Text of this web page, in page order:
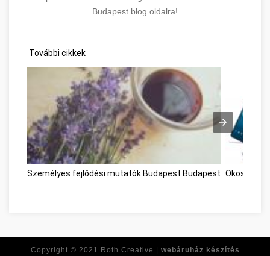
Budapest blog oldalra!
További cikkek
Személyes fejlődési mutatók Budapest Budapest
Copyright © 2021 Roth Creative | webáruház készítés